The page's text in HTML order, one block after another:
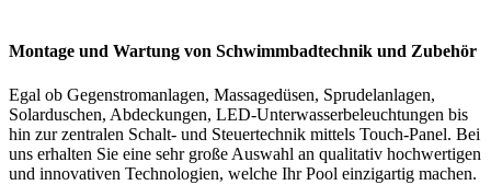
Montage und Wartung von Schwimmbadtechnik und Zubehör
Egal ob Gegenstromanlagen, Massagedüsen, Sprudelanlagen,
Solarduschen, Abdeckungen, LED-Unterwasserbeleuchtungen bis
hin zur zentralen Schalt- und Steuertechnik mittels Touch-Panel. Bei
uns erhalten Sie eine sehr große Auswahl an qualitativ hochwertigen
und innovativen Technologien, welche Ihr Pool einzigartig machen.